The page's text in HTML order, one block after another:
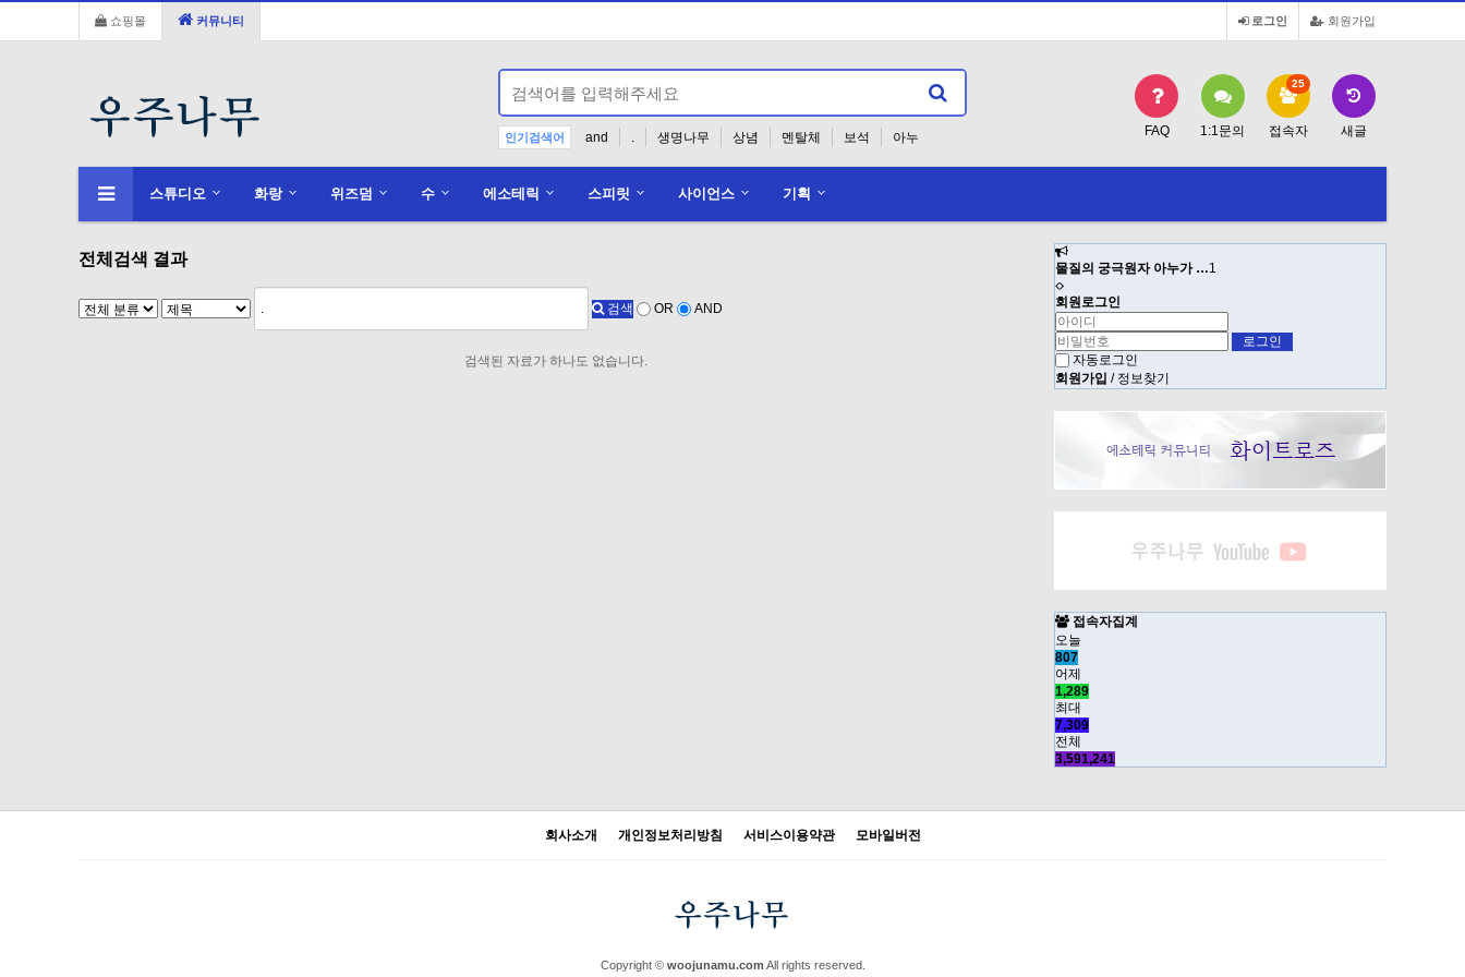
회원가입
로그인
쇼핑몰 커뮤니티
인기검색어 and . 생명나무 상념 멘탈체 보석 아누 FAQ 1:1문의 접속자
25
새글
스튜디오 화랑 위즈덤 수 에소테릭 스피릿 사이언스 기획
전체검색 결과
검색 OR AND
검색된 자료가 하나도 없습니다.
물질의 궁극원자 아누가 …1
회원로그인
자동로그인
회원가입 / 정보찾기
접속자집계
오늘
807
어제
1,289
최대
7,309
전체
3,591,241
회사소개 개인정보처리방침 서비스이용약관 모바일버전
Copyright © woojunamu.com All rights reserved.